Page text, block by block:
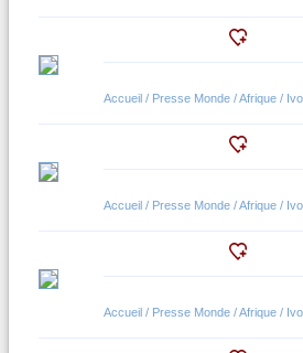
Accueil / Presse Monde / Afrique /
Accueil / Presse Monde / Afrique /
Accueil / Presse Monde / Afrique /